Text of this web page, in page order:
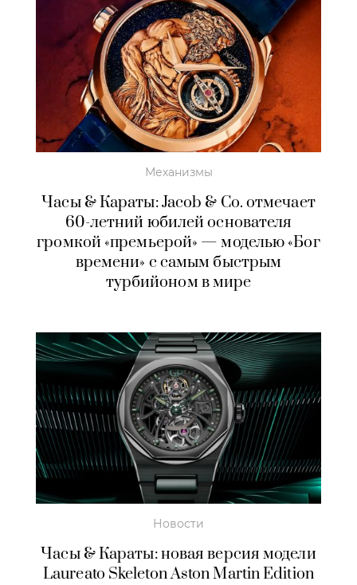
Механизмы
Часы & Караты: Jacob & Co. отмечает
60-летний юбилей основателя
громкой «премьерой» — моделью «Бог
времени» с самым быстрым
турбийоном в мире
Новости
Часы & Караты: новая версия модели
Laureato Skeleton Aston Martin Edition